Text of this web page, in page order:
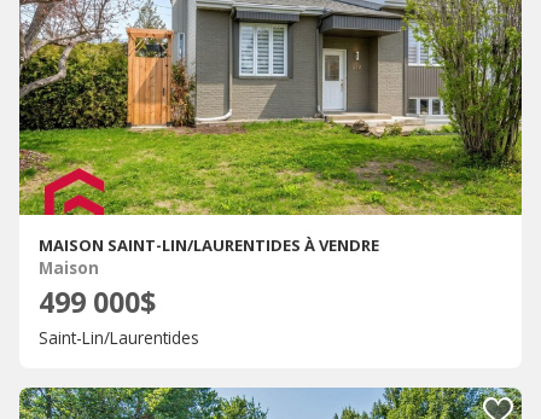
MAISON SAINT-LIN/LAURENTIDES À VENDRE
Maison
499 000$
Saint-Lin/Laurentides